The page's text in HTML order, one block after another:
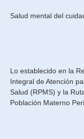
Salud mental del
Lo establecido en la
Integral de Atención
Salud (RPMS) y la
Población Materno